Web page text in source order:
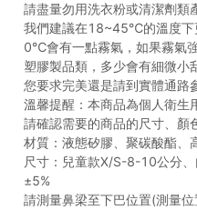
請盡量勿用洗衣粉或清潔劑類
我們建議在18~45℃的溫度下
0℃會有一點霧氣，如果霧氣
塑膠製品類，多少會有細微小
您要求完美還是請到實體通路
溫馨提醒：本商品為個人衛生
請確認需要的商品的尺寸、
材質：液態矽膠、聚碳酸酯、
尺寸：兒童款X/S-8-10公分
±5%
請測量鼻梁至下巴位置(測量